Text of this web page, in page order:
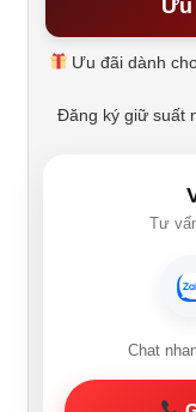
Ưu đãi dành
Đăng ký giữ suất
Tư
Chat